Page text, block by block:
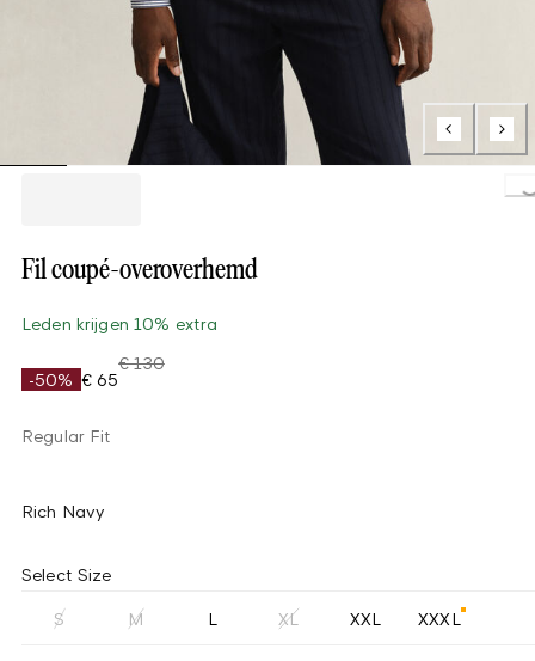
Fil coupé-overoverhemd
Leden krijgen 10% extra
-50% € 65
€ 130
Regular Fit
Rich Navy
Select Size
S M L XL XXL XXXL